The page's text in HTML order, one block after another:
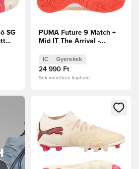
SG
PUMA Future 9 Match +
Mid IT The Arrival -
Fehér/Ultra Red/PUMA
Fekete Gyerek
IC Gyerekek
24 990 Ft
Sok méretben kapható
Megnyit egy modált a